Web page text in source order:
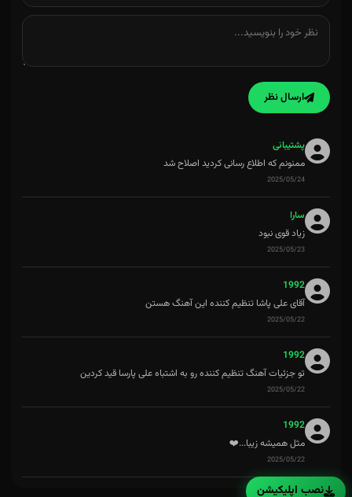
ارسال نظر
پشتیبانی
ممنونم که اطلاع رسانی کردید اصلاح شد
2025/05/24
سارا
زیاد قوی نبود
2025/05/23
1992
آقای علی پاشا تنظیم کننده این آهنگ هستن
2025/05/22
1992
تو جزئیات آهنگ تنظیم کننده رو به اشتباه علی پارسا قید کردین
2025/05/22
1992
مثل همیشه زیبا...❤️
2025/05/22
نصب اپلیکیشن